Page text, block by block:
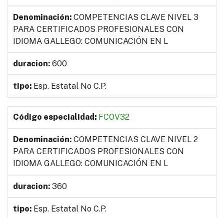
COMPETENCIAS CLAVE NIVEL 3
PARA CERTIFICADOS PROFESIONALES CON
IDIOMA GALLEGO: COMUNICACIÓN EN L
600
Esp. Estatal No C.P.
FCOV32
COMPETENCIAS CLAVE NIVEL 2
PARA CERTIFICADOS PROFESIONALES CON
IDIOMA GALLEGO: COMUNICACIÓN EN L
360
Esp. Estatal No C.P.